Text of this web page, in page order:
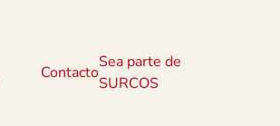
Contacto
Sea parte de
SURCOS